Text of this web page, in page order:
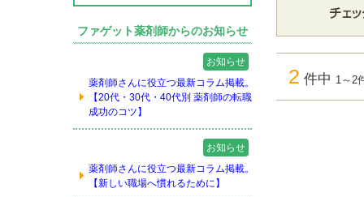
ファゲット薬剤師からのお知らせ
お知らせ
薬剤師さんに役立つ最新コラム掲載。
【20代・30代・40代別 薬剤師の転職
成功のコツ】
お知らせ
薬剤師さんに役立つ最新コラム掲載。
【新しい職場へ慣れるために】
2 件中 1～2